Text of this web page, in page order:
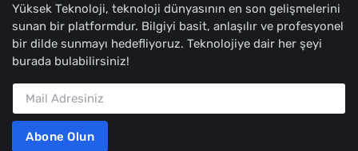
Yüksek Teknoloji, teknoloji dünyasının en son gelişmelerini
sunan bir platformdur. Bilgiyi basit, anlaşılır ve profesyonel
bir dilde sunmayı hedefliyoruz. Teknolojiye dair her şeyi
burada bulabilirsiniz!
Abone Olun